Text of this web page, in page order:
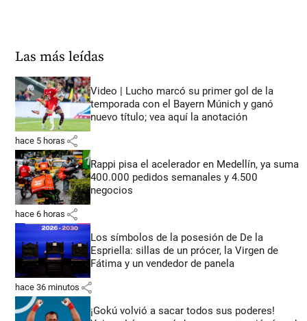
Las más leídas
Video | Lucho marcó su primer gol de la
temporada con el Bayern Múnich y ganó
nuevo título; vea aquí la anotación
hace 5 horas share
Rappi pisa el acelerador en Medellín, ya suma
400.000 pedidos semanales y 4.500
negocios
hace 6 horas share
Los símbolos de la posesión de De la
Espriella: sillas de un prócer, la Virgen de
Fátima y un vendedor de panela
hace 36 minutos share
¡Gokú volvió a sacar todos sus poderes!